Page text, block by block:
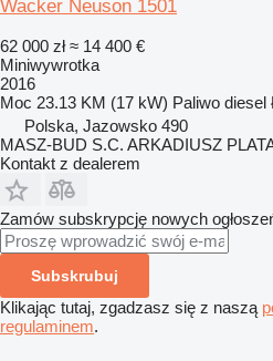
Wacker Neuson 1501
62 000 zł ≈ 14 400 €
Miniwywrotka
2016
Moc 23.13 KM (17 kW) Paliwo diesel
Polska, Jazowsko 490
MASZ-BUD S.C. ARKADIUSZ
Kontakt z dealerem
Zamów subskrypcję nowych
Subskrubuj
Klikając tutaj, zgadzasz się z naszą
regulaminem.